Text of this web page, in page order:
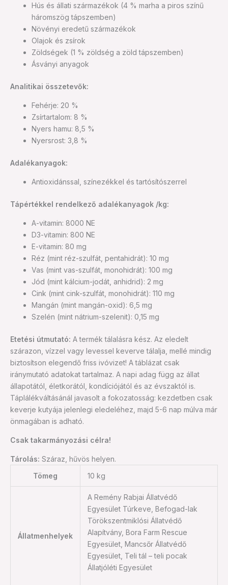
Hús és állati származékok (4 % marha a piros színű
háromszög tápszemben)
Növényi eredetű származékok
Olajok és zsírok
Zöldségek (1 % zöldség a zöld tápszemben)
Ásványi anyagok
Analitikai összetevők:
Fehérje: 20 %
Zsírtartalom: 8 %
Nyers hamu: 8,5 %
Nyersrost: 3,8 %
Adalékanyagok:
Antioxidánssal, színezékkel és tartósítószerrel
Tápértékkel rendelkező adalékanyagok /kg:
A-vitamin: 8000 NE
D3-vitamin: 800 NE
E-vitamin: 80 mg
Réz (mint réz-szulfát, pentahidrát): 10 mg
Vas (mint vas-szulfát, monohidrát): 100 mg
Jód (mint kálcium-jodát, anhidrid): 2 mg
Cink (mint cink-szulfát, monohidrát): 110 mg
Mangán (mint mangán-oxid): 6,5 mg
Szelén (mint nátrium-szelenit): 0,15 mg
Etetési útmutató: A termék tálalásra kész. Az eledelt
szárazon, vízzel vagy levessel keverve tálalja, mellé mindig
biztosítson elegendő friss ivóvizet! A táblázat csak
iránymutató adatokat tartalmaz. A napi adag függ az állat
állapotától, életkorától, kondíciójától és az évszaktól is.
Táplálékváltásánál javasolt a fokozatosság: kezdetben csak
keverje kutyája jelenlegi eledeléhez, majd 5-6 nap múlva már
önmagában is adható.
Csak takarmányozási célra!
Tárolás: Száraz, hűvös helyen.
Tömeg
10 kg
Állatmenhelyek
A Remény Rabjai Állatvédő
Egyesület Túrkeve, Befogad-lak
Törökszentmiklósi Állatvédő
Alapítvány, Bora Farm Rescue
Egyesület, Mancsőr Állatvédő
Egyesület, Teli tál – teli pocak
Állatjóléti Egyesület